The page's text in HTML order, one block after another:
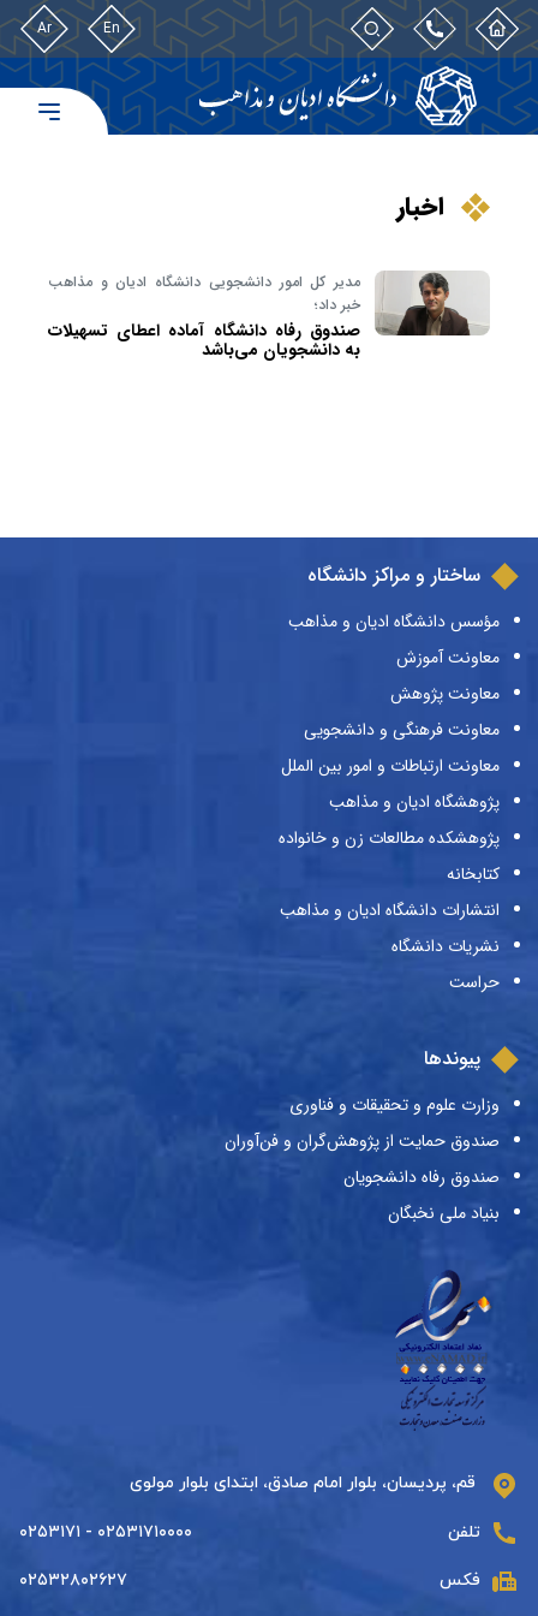
En
Ar
اخبار
مدیر کل امور دانشجویی دانشگاه ادیان و مذاهب
خبر داد؛
صندوق رفاه دانشگاه آماده اعطای تسهیلات
به دانشجویان می‌باشد
ساختار و مراکز دانشگاه
مؤسس دانشگاه ادیان و مذاهب
معاونت آموزش
معاونت پژوهش
معاونت فرهنگی و دانشجویی
معاونت ارتباطات و امور بین الملل
پژوهشگاه ادیان و مذاهب
پژوهشکده مطالعات زن و خانواده
کتابخانه
انتشارات دانشگاه ادیان و مذاهب
نشریات دانشگاه
حراست
پیوندها
وزارت علوم و تحقیقات و فناوری
صندوق حمایت از پژوهش‌گران و فن‌آوران
صندوق رفاه دانشجویان
بنیاد ملی نخبگان
قم، پردیسان، بلوار امام صادق، ابتدای بلوار مولوی
تلفن ۰۲۵۳۱۷۱۰۰۰۰ - ۰۲۵۳۱۷۱
فکس ۰۲۵۳۲۸۰۲۶۲۷